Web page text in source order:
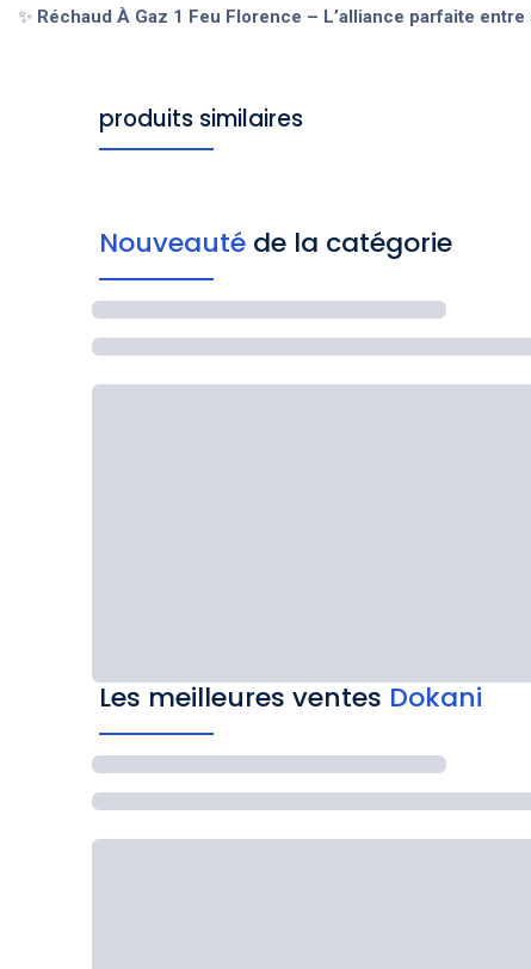
✨ Réchaud À Gaz 1 Feu Florence – L’alliance parfaite
produits similaires
Nouveauté de la catégorie
Les meilleures ventes Dokani